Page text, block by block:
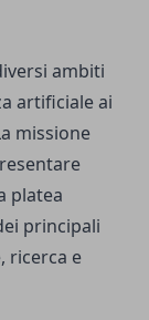
ambiti
artificiale ai
missione
platea
principali
ricerca e